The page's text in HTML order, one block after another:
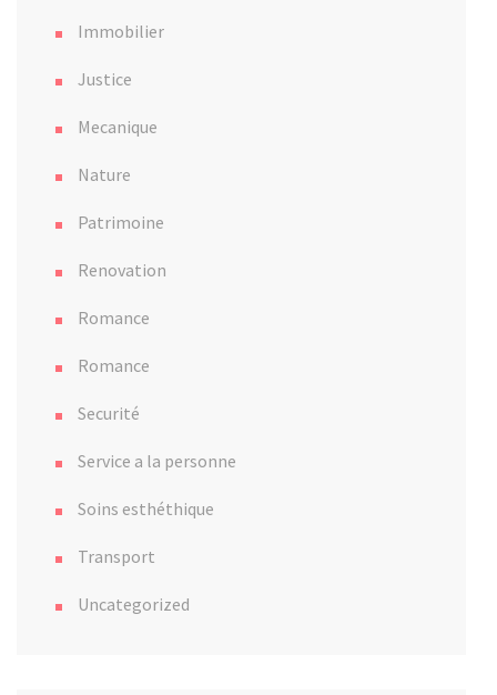
Immobilier
Justice
Mecanique
Nature
Patrimoine
Renovation
Romance
Romance
Securité
Service a la personne
Soins esthéthique
Transport
Uncategorized